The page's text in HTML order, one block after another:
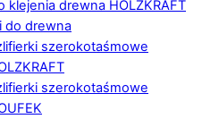
klejenia drewna HOLZKRAFT
do drewna
szerokotaśmowe
szerokotaśmowe